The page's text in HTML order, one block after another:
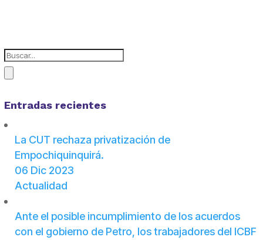
Entradas recientes
La CUT rechaza privatización de
Empochiquinquirá.
06 Dic 2023
Actualidad
Ante el posible incumplimiento de los acuerdos
con el gobierno de Petro, los trabajadores del ICBF